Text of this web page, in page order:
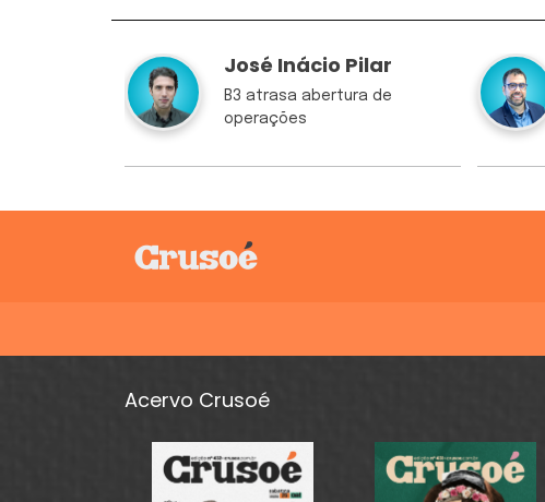
José Inácio Pilar
B3 atrasa abertura de
operações
Acervo Crusoé